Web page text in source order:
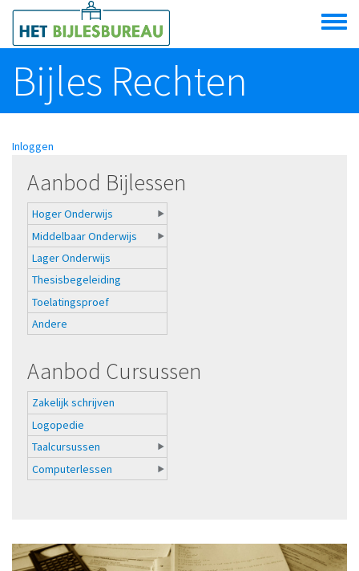
Overslaan en naar de algemene inhoud gaan
Toggle
menu
Bijles Rechten
Inloggen
Aanbod Bijlessen
Hoger Onderwijs
Middelbaar Onderwijs
Lager Onderwijs
Thesisbegeleiding
Toelatingsproef
Andere
Aanbod Cursussen
Zakelijk schrijven
Logopedie
Taalcursussen
Computerlessen